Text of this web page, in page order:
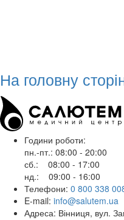
На головну
Години роботи:
пн.-пт.: 08:00 - 20:00
сб.: 08:00 - 17:00
нд.: 09:00 - 16:00
Телефони: 0 800 338
E-mail: info@salutem.ua
Адреса: Вінниця, вул.